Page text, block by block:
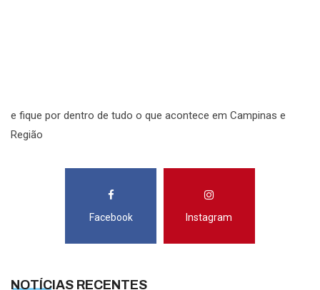
e fique por dentro de tudo o que acontece em Campinas e
Região
Facebook Instagram
NOTÍCIAS RECENTES